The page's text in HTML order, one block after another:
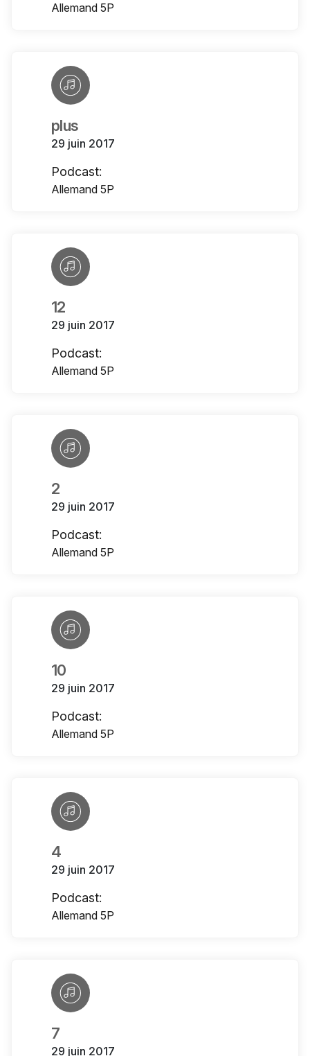
Allemand 5P
plus
29 juin 2017
Podcast:
Allemand 5P
12
29 juin 2017
Podcast:
Allemand 5P
2
29 juin 2017
Podcast:
Allemand 5P
10
29 juin 2017
Podcast:
Allemand 5P
4
29 juin 2017
Podcast:
Allemand 5P
7
29 juin 2017